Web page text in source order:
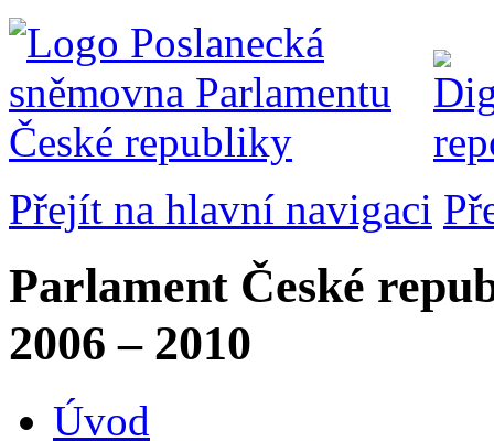
Přejít na hlavní navigaci
Parlament České
2006 – 2010
Úvod